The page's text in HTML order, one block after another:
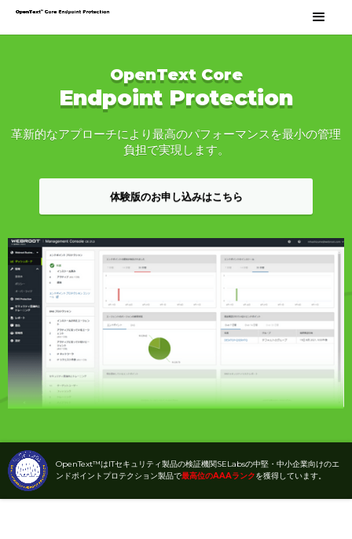
OpenText Core
Endpoint Protection
革新的なアプローチにより最高のパフォーマンスを最小の管理
負担で実現します。
体験版のお申し込みはこちら
OpenText™はITセキュリティ製品の検証機関SELabsの中堅・中小企業向けのエ
ンドポイントプロテクション製品で最高位のAAAランクを獲得しています。